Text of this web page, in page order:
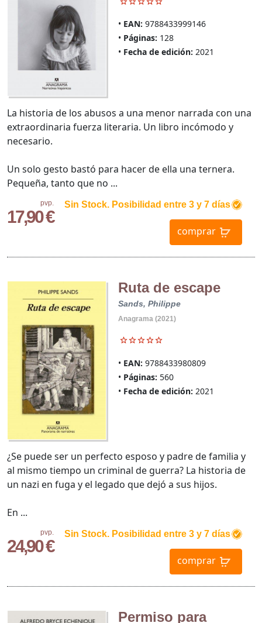
EAN: 9788433999146
Páginas: 128
Fecha de edición: 2021
pvp.
17,90 €
Sin Stock. Posibilidad entre 3 y 7 días
comprar
La historia de los abusos a una menor narrada con una
extraordinaria fuerza literaria. Un libro incómodo y
necesario.
Un solo gesto bastó para hacer de ella una ternera.
Pequeña, tanto que no ...
Ruta de escape
Sands, Philippe
Anagrama (2021)
EAN: 9788433980809
Páginas: 560
Fecha de edición: 2021
pvp.
24,90 €
Sin Stock. Posibilidad entre 3 y 7 días
comprar
¿Se puede ser un perfecto esposo y padre de familia y
al mismo tiempo un criminal de guerra? La historia de
un nazi en fuga y el legado que dejó a sus hijos.
En ...
Permiso para